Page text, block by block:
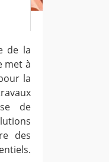
de la
met à
la
de
des